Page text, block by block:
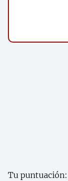
Tu puntuación: